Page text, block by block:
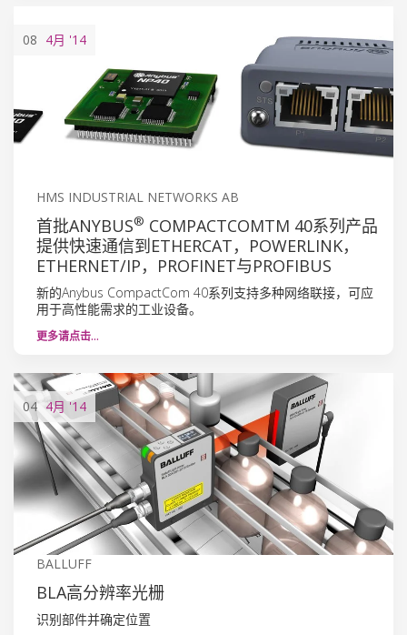
08 4月 '14
HMS INDUSTRIAL NETWORKS AB
首批ANYBUS® COMPACTCOMTM 40系列产品
提供快速通信到ETHERCAT，POWERLINK，
ETHERNET/IP，PROFINET与PROFIBUS
新的Anybus CompactCom 40系列支持多种网络联接，可应
用于高性能需求的工业设备。
更多请点击…
04 4月'14
BALLUFF
BLA高分辨率光栅
识别部件并确定位置